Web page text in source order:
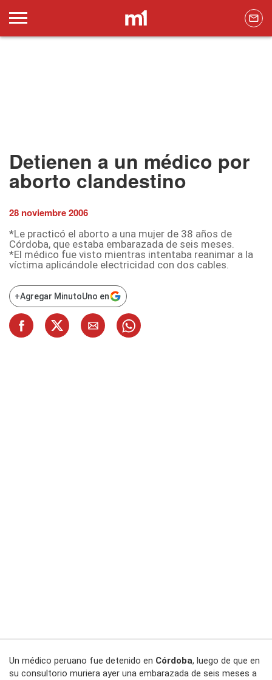
Detienen a un médico por
aborto clandestino
28 noviembre 2006
*Le practicó el aborto a una mujer de 38 años de
Córdoba, que estaba embarazada de seis meses.
*El médico fue visto mientras intentaba reanimar a la
víctima aplicándole electricidad con dos cables.
+Agregar MinutoUno en
Un médico peruano fue detenido en Córdoba, luego de que en
su consultorio muriera ayer una embarazada de seis meses a